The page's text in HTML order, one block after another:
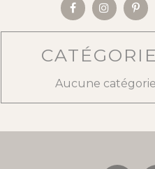
Aucune catégorie